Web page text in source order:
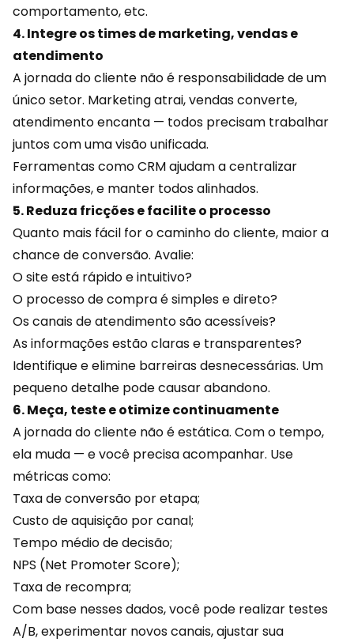
comportamento, etc.
4. Integre os times de marketing, vendas e
atendimento
A jornada do cliente não é responsabilidade de um
único setor. Marketing atrai, vendas converte,
atendimento encanta — todos precisam trabalhar
juntos com uma visão unificada.
Ferramentas como CRM ajudam a centralizar
informações, e manter todos alinhados.
5. Reduza fricções e facilite o processo
Quanto mais fácil for o caminho do cliente, maior a
chance de conversão. Avalie:
O site está rápido e intuitivo?
O processo de compra é simples e direto?
Os canais de atendimento são acessíveis?
As informações estão claras e transparentes?
Identifique e elimine barreiras desnecessárias. Um
pequeno detalhe pode causar abandono.
6. Meça, teste e otimize continuamente
A jornada do cliente não é estática. Com o tempo,
ela muda — e você precisa acompanhar. Use
métricas como:
Taxa de conversão por etapa;
Custo de aquisição por canal;
Tempo médio de decisão;
NPS (Net Promoter Score);
Taxa de recompra;
Com base nessesdados, você pode realizar testes
A/B, experimentar novos canais, ajustar sua